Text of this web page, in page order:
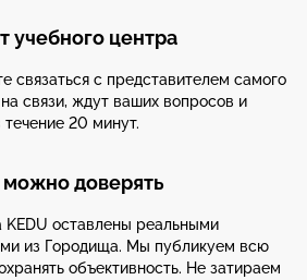
учебного центра
связаться с представителем самого
связи, ждут ваших вопросов и
20 минут.
доверять
оставлены реальными
из Городища. Мы публикуем всю
объективность. Не затираем